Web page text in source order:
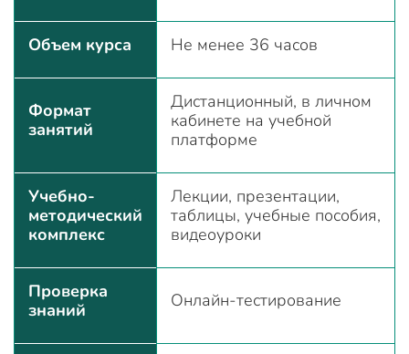
Объем курса Не менее 36 часов
Формат
занятий
Дистанционный, в личном
кабинете на учебной
платформе
Учебно-
методический
комплекс
Лекции, презентации,
таблицы, учебные пособия,
видеоуроки
Проверка
знаний
Онлайн-тестирование